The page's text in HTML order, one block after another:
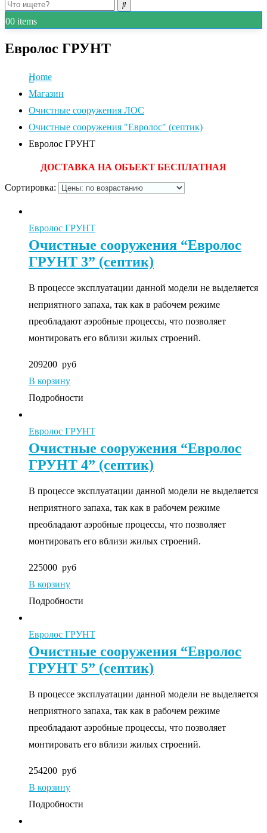
00 items
Евролос ГРУНТ
Home
Магазин
Очистные сооружения ЛОС
Очистные сооружения "Евролос" (септик)
Евролос ГРУНТ
ДОСТАВКА НА ОБЪЕКТ БЕСПЛАТНАЯ
Сортировка:
Евролос ГРУНТ
Очистные сооружения “Евролос
ГРУНТ 3” (септик)
В процессе эксплуатации данной модели не выделяется
неприятного запаха, так как в рабочем режиме
преобладают аэробные процессы, что позволяет
монтировать его вблизи жилых строений.
209200 руб
В корзину
Подробности
Евролос ГРУНТ
Очистные сооружения “Евролос
ГРУНТ 4” (септик)
В процессе эксплуатации данной модели не выделяется
неприятного запаха, так как в рабочем режиме
преобладают аэробные процессы, что позволяет
монтировать его вблизи жилых строений.
225000 руб
В корзину
Подробности
Евролос ГРУНТ
Очистные сооружения “Евролос
ГРУНТ 5” (септик)
В процессе эксплуатации данной модели не выделяется
неприятного запаха, так как в рабочем режиме
преобладают аэробные процессы, что позволяет
монтировать его вблизи жилых строений.
254200 руб
В корзину
Подробности